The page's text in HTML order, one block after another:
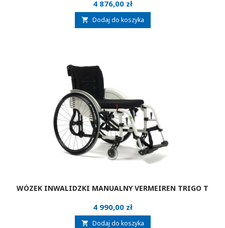
Cena
4 876,00 zł
 Dodaj do koszyka
WÓZEK INWALIDZKI MANUALNY VERMEIREN TRIGO T
Cena
4 990,00 zł
 Dodaj do koszyka